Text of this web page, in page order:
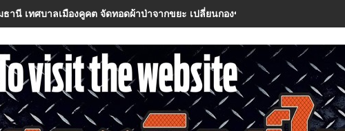
านี เทศบาลเมืองคูคต จัดทอดผ้าป่าจากขยะ เปลี่ยนกองขยะเป็นกองบุญ